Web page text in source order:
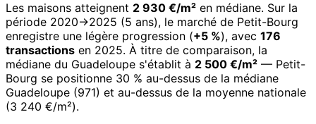
Les maisons atteignent 2 930 €/m² en médiane. Sur la
période 2020→2025 (5 ans), le marché de Petit-Bourg
enregistre une légère progression (+5 %), avec 176
transactions en 2025. À titre de comparaison, la
médiane du Guadeloupe s'établit à 2 500 €/m² — Petit-
Bourg se positionne 30 % au-dessus de la médiane
Guadeloupe (971) et au-dessus de la moyenne nationale
(3 240 €/m²).